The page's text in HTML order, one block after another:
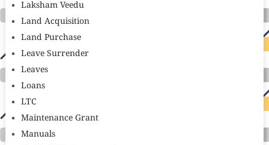
Laksham Veedu
Land Acquisition
Land Purchase
Leave Surrender
Leaves
Loans
LTC
Maintenance Grant
Manuals